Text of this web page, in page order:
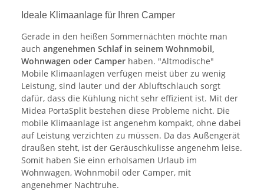
Ideale Klimaanlage für Ihren Camper
Gerade in den heißen Sommernächten möchte man
auch angenehmen Schlaf in seinem Wohnmobil,
Wohnwagen oder Camper haben. "Altmodische"
Mobile Klimaanlagen verfügen meist über zu wenig
Leistung, sind lauter und der Abluftschlauch sorgt
dafür, dass die Kühlung nicht sehr effizient ist. Mit der
Midea PortaSplit bestehen diese Probleme nicht. Die
mobile Klimaanlage ist angenehm kompakt, ohne dabei
auf Leistung verzichten zu müssen. Da das Außengerät
draußen steht, ist der Geräuschkulisse angenehm leise.
Somit haben Sie einn erholsamen Urlaub im
Wohnwagen, Wohnmobil oder Camper, mit
angenehmer Nachtruhe.